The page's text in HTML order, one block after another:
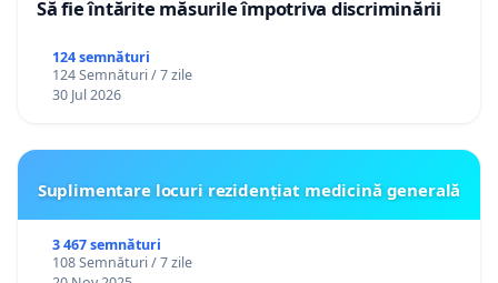
Să fie întărite măsurile împotriva discriminării
124 semnături
124 Semnături / 7 zile
30 Jul 2026
Suplimentare locuri rezidențiat medicină generală
3 467 semnături
108 Semnături / 7 zile